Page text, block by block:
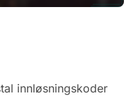
innløsningskoder